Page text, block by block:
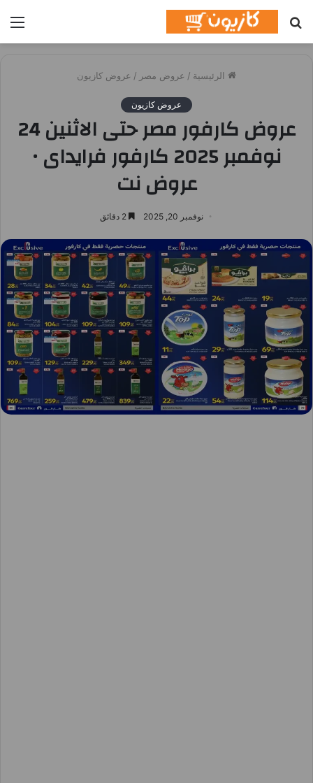
عن
الرئيسية / عروض مصر / عروض كازيون
عروض كازيون
عروض كارفور مصر حتى الاثنين 24
نوفمبر 2025 كارفور فرايداى •
عروض نت
نوفمبر 20, 2025 2 دقائق